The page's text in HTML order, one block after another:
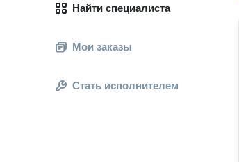
Найти специалиста
Мои заказы
Стать исполнителем